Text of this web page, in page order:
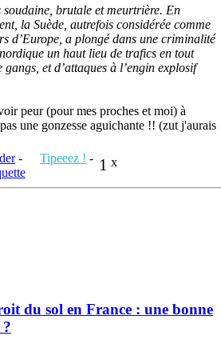
soudaine, brutale et meurtrière. En
la Suède, autrefois considérée comme
d’Europe, a plongé dans une criminalité
un haut lieu de trafics en tout
et d’attaques à l’engin explosif
peur (pour mes proches et moi) à
une gonzesse aguichante !! (zut j'aurais
1 x
- Tipeeez ! -
du sol en France : une bonne